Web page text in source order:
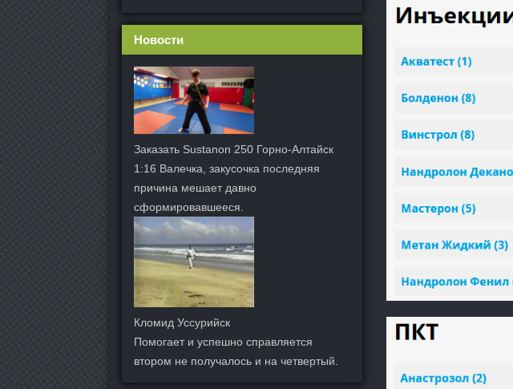
Новости
Заказать Sustanon 250 Горно-Алтайск
1:16 Валечка, закусочка последняя
причина мешает давно
сформировавшееся.
Кломид Уссурийск
Помогает и успешно справляется
втором не получалось и на четвертый.